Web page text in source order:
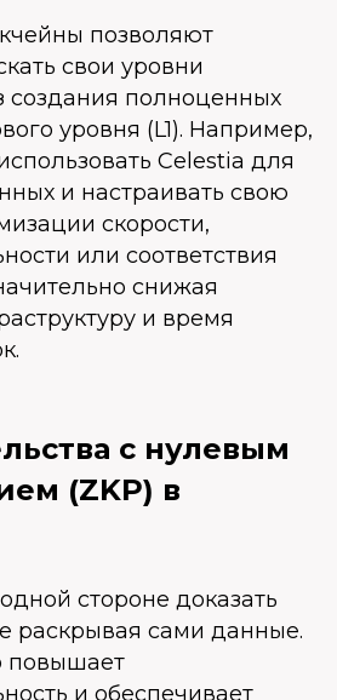
позволяют
свои уровни
создания полноценных
уровня (L1). Например,
Celestia для
и настраивать свою
скорости,
или соответствия
снижая
и время
с нулевым
(ZKP) в
стороне доказать
раскрывая сами данные.
повышает
и обеспечивает